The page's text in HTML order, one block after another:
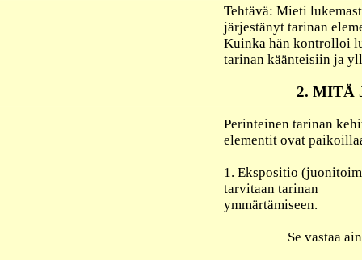
Tehtävä: Mieti
järjestänyt tarinan
Kuinka hän kontrolloi
tarinan käänteisiin ja
2. MITÄ
Perinteinen tarinan
elementit ovat
1. Ekspositio
tarvitaan tarinan
ymmärtämiseen.
Se vastaa